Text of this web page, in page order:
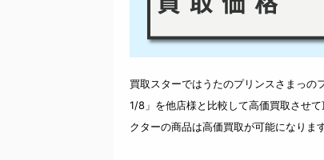
買取スターではうたのプリンスさまっ
1/8」を他店様と比較して高価買取させ
クターの商品は高価買取が可能になります